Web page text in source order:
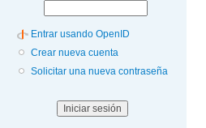
Entrar usando OpenID
Crear nueva cuenta
Solicitar una nueva contraseña